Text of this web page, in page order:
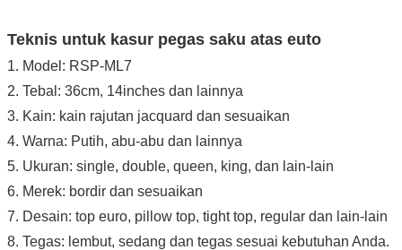
Teknis untuk kasur pegas saku atas euto
1. Model: RSP-ML7
2. Tebal: 36cm, 14inches dan lainnya
3. Kain: kain rajutan jacquard dan sesuaikan
4. Warna: Putih, abu-abu dan lainnya
5. Ukuran: single, double, queen, king, dan lain-lain
6. Merek: bordir dan sesuaikan
7. Desain: top euro, pillow top, tight top, regular dan lain-lain
8. Tegas: lembut, sedang dan tegas sesuai kebutuhan Anda.